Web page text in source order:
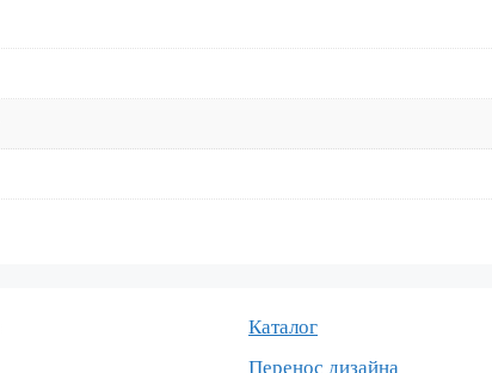
Каталог
Перенос дизайна